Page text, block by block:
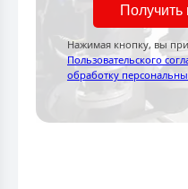
Нажимая кнопку, вы
Пользовательского
обработку